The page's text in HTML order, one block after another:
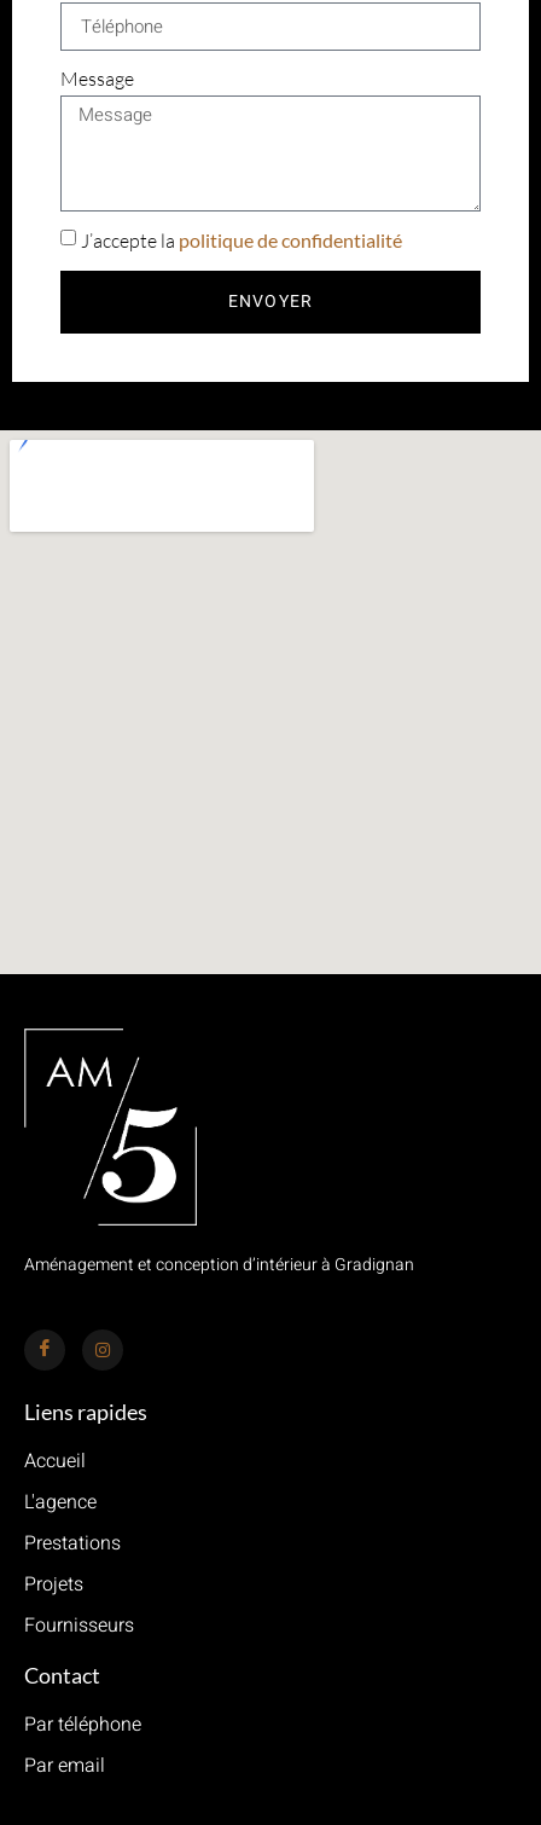
Message
J’accepte la politique de confidentialité
ENVOYER
Aménagement et conception d’intérieur à Gradignan
Liens rapides
Accueil
L'agence
Prestations
Projets
Fournisseurs
Contact
Par téléphone
Par email